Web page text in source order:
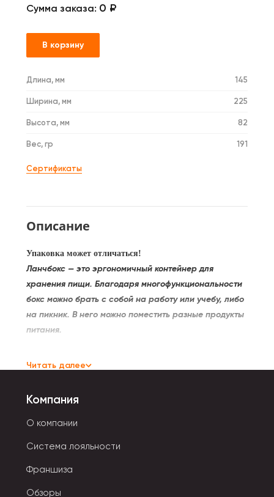
Сумма заказа: 0 ₽
В корзину
Длина, мм 145
Ширина, мм 225
Высота, мм 82
Вес, гр 191
Сертификаты
Описание
Упаковка может отличаться!
Ланчбокс — это эргономичный контейнер для
хранения пищи. Благодаря многофункциональности
бокс можно брать с собой на работу или учебу, либо
на пикник. В него можно поместить разные продукты
питания.
У ланчбокса может быть несколько отсеков для
смешиваются и сохраняют первоначальный вид.
Съемные отделения предназначены для супов и
столовыми приборами. Компактные экземпляры
предназначены для перекусов. В них помещаются
Читать далее
Компания
О компании
Система лояльности
Франшиза
Обзоры